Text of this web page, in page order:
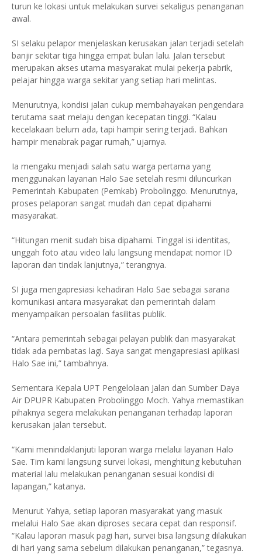
turun ke lokasi untuk melakukan survei sekaligus penanganan
awal.
SI selaku pelapor menjelaskan kerusakan jalan terjadi setelah
banjir sekitar tiga hingga empat bulan lalu. Jalan tersebut
merupakan akses utama masyarakat mulai pekerja pabrik,
pelajar hingga warga sekitar yang setiap hari melintas.
Menurutnya, kondisi jalan cukup membahayakan pengendara
terutama saat melaju dengan kecepatan tinggi. “Kalau
kecelakaan belum ada, tapi hampir sering terjadi. Bahkan
hampir menabrak pagar rumah,” ujarnya.
Ia mengaku menjadi salah satu warga pertama yang
menggunakan layanan Halo Sae setelah resmi diluncurkan
Pemerintah Kabupaten (Pemkab) Probolinggo. Menurutnya,
proses pelaporan sangat mudah dan cepat dipahami
masyarakat.
“Hitungan menit sudah bisa dipahami. Tinggal isi identitas,
unggah foto atau video lalu langsung mendapat nomor ID
laporan dan tindak lanjutnya,” terangnya.
SI juga mengapresiasi kehadiran Halo Sae sebagai sarana
komunikasi antara masyarakat dan pemerintah dalam
menyampaikan persoalan fasilitas publik.
“Antara pemerintah sebagai pelayan publik dan masyarakat
tidak ada pembatas lagi. Saya sangat mengapresiasi aplikasi
Halo Sae ini,” tambahnya.
Sementara Kepala UPT Pengelolaan Jalan dan Sumber Daya
Air DPUPR Kabupaten Probolinggo Moch. Yahya memastikan
pihaknya segera melakukan penanganan terhadap laporan
kerusakan jalan tersebut.
“Kami menindaklanjuti laporan warga melalui layanan Halo
Sae. Tim kami langsung survei lokasi, menghitung kebutuhan
material lalu melakukan penanganan sesuai kondisi di
lapangan,” katanya.
Menurut Yahya, setiap laporan masyarakat yang masuk
melalui Halo Sae akan diproses secara cepat dan responsif.
“Kalau laporan masuk pagi hari, survei bisa langsung dilakukan
di hari yang sama sebelum dilakukan penanganan,” tegasnya.